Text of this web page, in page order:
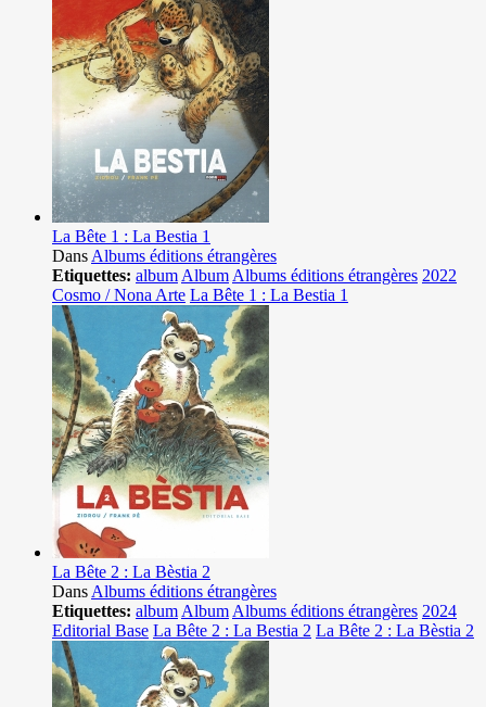
La Bête 1 : La Bestia 1
DansAlbums éditions étrangères
Etiquettes: albumAlbumAlbums éditions étrangères 2022
Cosmo / Nona Arte La Bête 1 : La Bestia 1
La Bête 2 : La Bèstia 2
DansAlbums éditions étrangères
Etiquettes: albumAlbumAlbums éditions étrangères 2024
Editorial Base La Bête 2 : La Bestia 2 La Bête 2 : La Bèstia 2